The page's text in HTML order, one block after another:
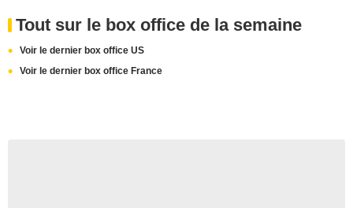
Tout sur le box office de la semaine
Voir le dernier box office US
Voir le dernier box office France